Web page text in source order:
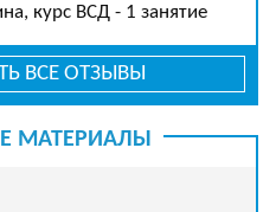
курс ВСД - 1 занятие
ВСЕ ОТЗЫВЫ
МАТЕРИАЛЫ